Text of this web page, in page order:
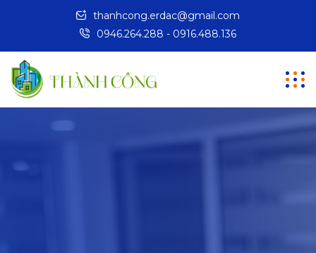
thanhcong.erdac@gmail.com
0946.264.288 - 0916.488.136